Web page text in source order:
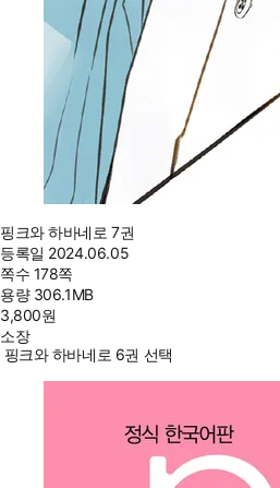
핑크와 하바네로 7권
등록일 2024.06.05
쪽수 178쪽
용량 306.1MB
3,800원
소장
핑크와 하바네로 6권 선택